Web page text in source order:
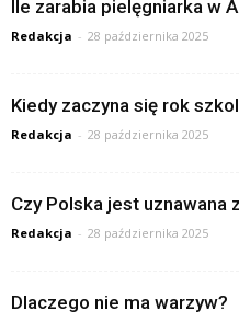
Ile zarabia pielęgniarka w
Redakcja - 28 października 2025
Kiedy zaczyna się rok
Redakcja - 28 października 2025
Czy Polska jest uznawana
Redakcja - 28 października 2025
Dlaczego nie ma warzyw?